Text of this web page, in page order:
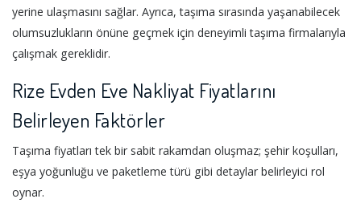
yerine ulaşmasını sağlar. Ayrıca, taşıma sırasında yaşanabilecek
olumsuzlukların önüne geçmek için deneyimli taşıma firmalarıyla
çalışmak gereklidir.
Rize Evden Eve Nakliyat Fiyatlarını
Belirleyen Faktörler
Taşıma fiyatları tek bir sabit rakamdan oluşmaz; şehir koşulları,
eşya yoğunluğu ve paketleme türü gibi detaylar belirleyici rol
oynar.